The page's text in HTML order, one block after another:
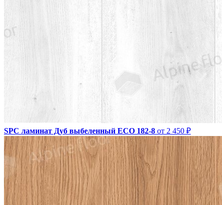
SPC ламинат Дуб выбеленный ЕСО 182-8 от 2 450 ₽